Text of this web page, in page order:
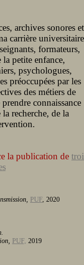
archives sonores et
carrière
formateurs,
la petite enfance,
psychologues,
préoccupées par les
des métiers de
connaissance
recherche, de la
la publication de
PUF , 2020
PUF, 2019